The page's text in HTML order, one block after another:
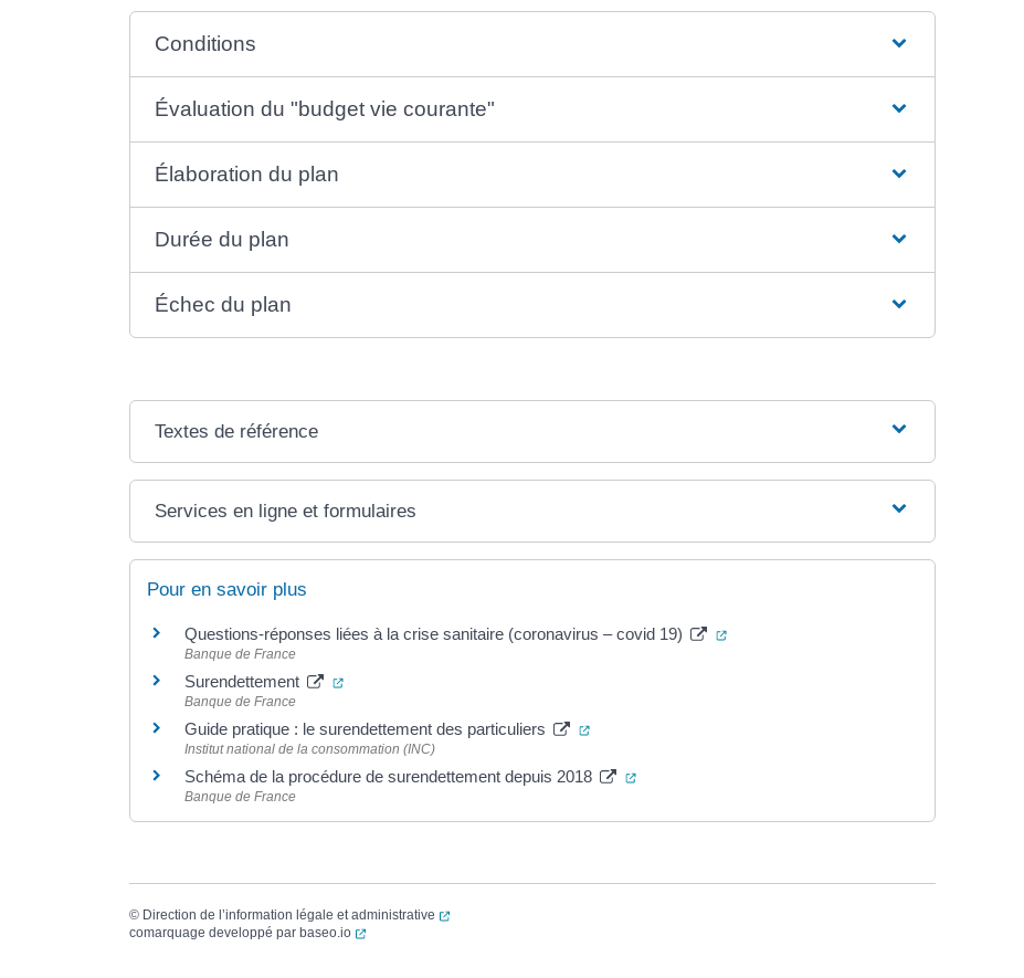
Conditions
Évaluation du "budget vie courante"
Élaboration du plan
Durée du plan
Échec du plan
Textes de référence
Services en ligne et formulaires
Pour en savoir plus
Questions-réponses liées à la crise sanitaire (coronavirus – covid 19) (ouverture dans un nouvel onglet)
Banque de France
Surendettement (ouverture dans un nouvel onglet)
Banque de France
Guide pratique : le surendettement des particuliers (ouverture dans un nouvel onglet)
Institut national de la consommation (INC)
Schéma de la procédure de surendettement depuis 2018 (ouverture dans un nouvel onglet)
Banque de France
© Direction de l’information légale et administrative
(ouverture dans un nouvel onglet)
comarquage developpé par baseo.io (ouverture dans un nouvel onglet)